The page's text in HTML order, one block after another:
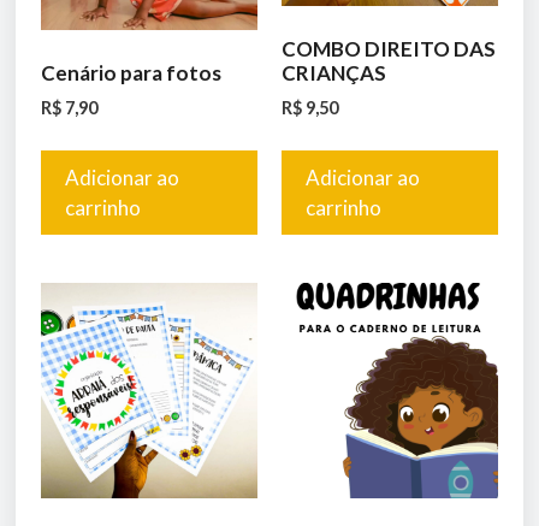
Cenário para fotos
R$ 7,90
Adicionar ao
carrinho
COMBO DIREITO DAS
CRIANÇAS
R$ 9,50
Adicionar ao
carrinho